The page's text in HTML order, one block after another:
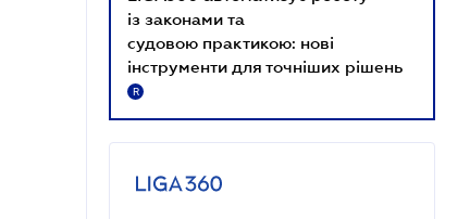
із законами та
судовою практикою: нові
інструменти для точніших рішень
R